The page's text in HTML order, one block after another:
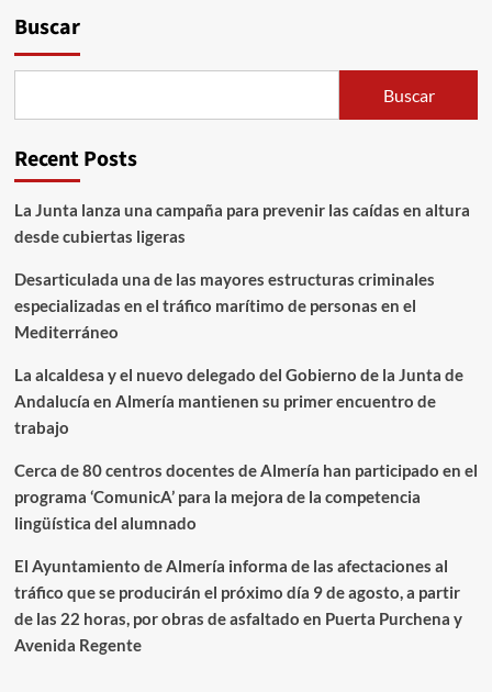
Buscar
Buscar
Recent Posts
La Junta lanza una campaña para prevenir las caídas en altura
desde cubiertas ligeras
Desarticulada una de las mayores estructuras criminales
especializadas en el tráfico marítimo de personas en el
Mediterráneo
La alcaldesa y el nuevo delegado del Gobierno de la Junta de
Andalucía en Almería mantienen su primer encuentro de
trabajo
Cerca de 80 centros docentes de Almería han participado en el
programa ‘ComunicA’ para la mejora de la competencia
lingüística del alumnado
El Ayuntamiento de Almería informa de las afectaciones al
tráfico que se producirán el próximo día 9 de agosto, a partir
de las 22 horas, por obras de asfaltado en Puerta Purchena y
Avenida Regente